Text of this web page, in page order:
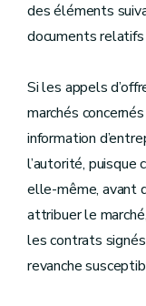
des éléments
documents relatifs
Si les appels
marchés
information
l’autorité, puisque
elle-même, avant
attribuer le
les contrats
revanche